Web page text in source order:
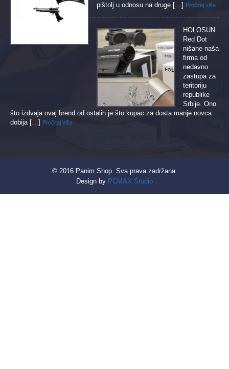
pištolj u odnosu na druge […] Pročitaj više
HOLOSUN
Red Dot
nišane naša
firma od
nedavno
zastupa za
teritoriju
republike
Srbije. Ono
što izdvaja ovaj brend od ostalih je što kupac za dosta manje novca
dobija […] Pročitaj više
© 2016 Panim Shop. Sva prava zadržana.
Design by PCMAX Studio